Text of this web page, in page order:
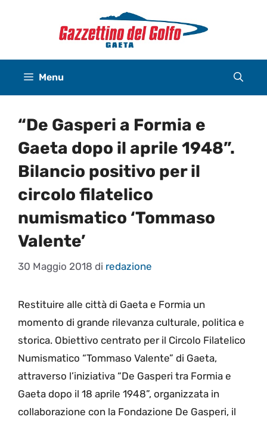
Menu
“De Gasperi a Formia e
Gaeta dopo il aprile 1948”.
Bilancio positivo per il
circolo filatelico
numismatico ‘Tommaso
Valente’
30 Maggio 2018 di redazione
Restituire alle città di Gaeta e Formia un
momento di grande rilevanza culturale, politica e
storica. Obiettivo centrato per il Circolo Filatelico
Numismatico “Tommaso Valente” di Gaeta,
attraverso l’iniziativa “De Gasperi tra Formia e
Gaeta dopo il 18 aprile 1948”, organizzata in
collaborazione con la Fondazione De Gasperi, il